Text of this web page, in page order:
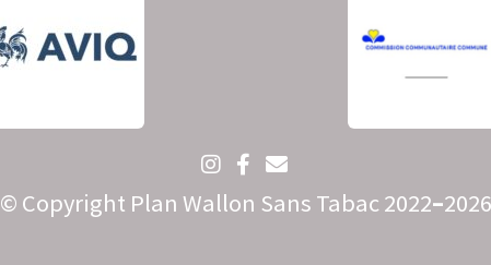
© Copyright Plan Wallon Sans Tabac 2022–2026